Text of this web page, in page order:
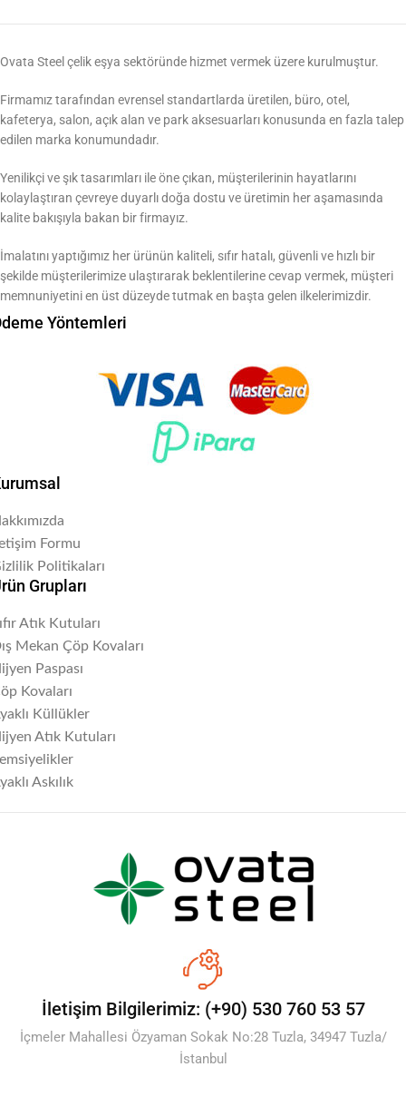
Ovata Steel çelik eşya sektöründe hizmet vermek üzere kurulmuştur.
Firmamız tarafından evrensel standartlarda üretilen, büro, otel,
kafeterya, salon, açık alan ve park aksesuarları konusunda en fazla talep
edilen marka konumundadır.
Yenilikçi ve şık tasarımları ile öne çıkan, müşterilerinin hayatlarını
kolaylaştıran çevreye duyarlı doğa dostu ve üretimin her aşamasında
kalite bakışıyla bakan bir firmayız.
İmalatını yaptığımız her ürünün kaliteli, sıfır hatalı, güvenli ve hızlı bir
şekilde müşterilerimize ulaştırarak beklentilerine cevap vermek, müşteri
memnuniyetini en üst düzeyde tutmak en başta gelen ilkelerimizdir.
Yöntemleri
Formu
Politikaları
Grupları
Atık Kutuları
Mekan Çöp Kovaları
Paspası
Kovaları
Küllükler
Atık Kutuları
Askılık
İletişim Bilgilerimiz: (+90) 530 760 53 57
İçmeler Mahallesi Özyaman Sokak No:28 Tuzla, 34947 Tuzla/
İstanbul